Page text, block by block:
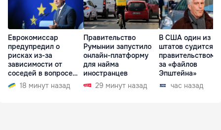
Еврокомиссар
предупредил о
рисках из-за
зависимости от
соседей в вопросе
границ18 минут назад
Правительство
Румынии запустило
онлайн-платформу
для найма
иностранцев
29 минут назад
В США один из
штатов судится с
правительством
за «файлов
Эпштейна»
час назад